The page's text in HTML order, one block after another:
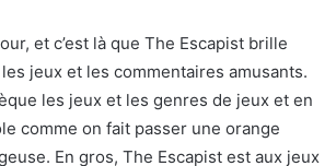
et c’est là que The Escapist brille
jeux et les commentaires amusants.
les jeux et les genres de jeux et en
comme on fait passer une orange
En gros, The Escapist est aux jeux